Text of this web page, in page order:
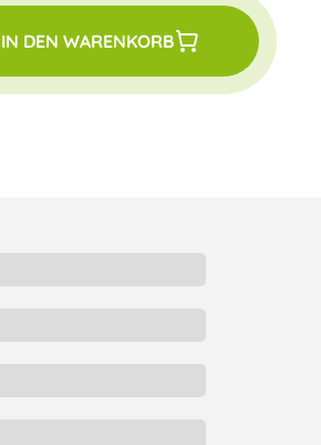
IN DEN WARENKORB